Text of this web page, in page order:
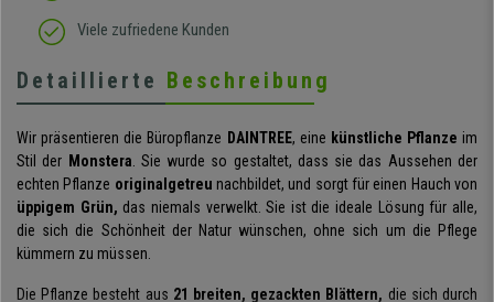
Viele zufriedene Kunden
Detaillierte Beschreibung
Wir präsentieren die Büropflanze DAINTREE, eine künstliche Pflanze im
Stil der Monstera. Sie wurde so gestaltet, dass sie das Aussehen der
echten Pflanze originalgetreu nachbildet, und sorgt für einen Hauch von
üppigem Grün, das niemals verwelkt. Sie ist die ideale Lösung für alle,
die sich die Schönheit der Natur wünschen, ohne sich um die Pflege
kümmern zu müssen.
Die Pflanze besteht aus 21 breiten, gezackten Blättern, die sich durch